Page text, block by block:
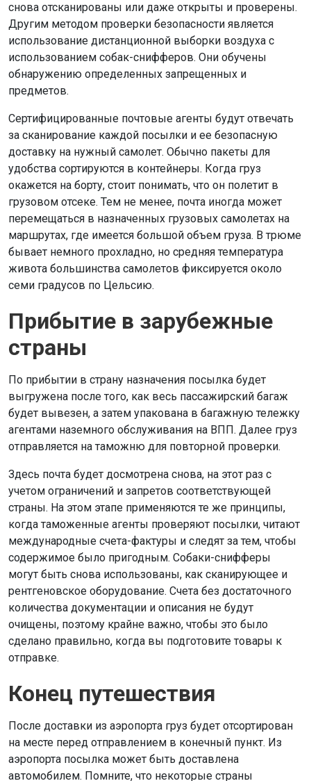
снова отсканированы или даже открыты и проверены.
Другим методом проверки безопасности является
использование дистанционной выборки воздуха с
использованием собак-снифферов. Они обучены
обнаружению определенных запрещенных и
предметов.
Сертифицированные почтовые агенты будут отвечать
за сканирование каждой посылки и ее безопасную
доставку на нужный самолет. Обычно пакеты для
удобства сортируются в контейнеры. Когда груз
окажется на борту, стоит понимать, что он полетит в
грузовом отсеке. Тем не менее, почта иногда может
перемещаться в назначенных грузовых самолетах на
маршрутах, где имеется большой объем груза. В трюме
бывает немного прохладно, но средняя температура
живота большинства самолетов фиксируется около
семи градусов по Цельсию.
Прибытие в зарубежные
страны
По прибытии в страну назначения посылка будет
выгружена после того, как весь пассажирский багаж
будет вывезен, а затем упакована в багажную тележку
агентами наземного обслуживания на ВПП. Далее груз
отправляется на таможню для повторной проверки.
Здесь почта будет досмотрена снова, на этот раз с
учетом ограничений и запретов соответствующей
страны. На этом этапе применяются те же принципы,
когда таможенные агенты проверяют посылки, читают
международные счета-фактуры и следят за тем, чтобы
содержимое было пригодным. Собаки-снифферы
могут быть снова использованы, как сканирующее и
рентгеновское оборудование. Счета без достаточного
количества документации и описания не будут
очищены, поэтому крайне важно, чтобы это было
сделано правильно, когда вы подготовите товары к
отправке.
Конец путешествия
После доставки из аэропорта груз будет отсортирован
на месте перед отправлением в конечный пункт. Из
аэропорта посылка может быть доставлена
автомобилем. Помните, что некоторые страны